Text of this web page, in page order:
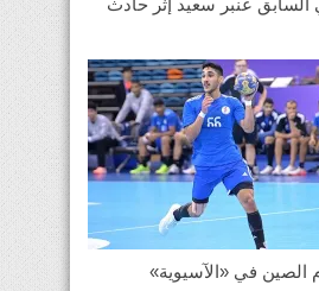
الصين في «الآسيوية»